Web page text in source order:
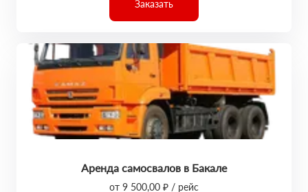
Заказать
Аренда самосвалов в Бакале
от 9 500,00 ₽ / рейс